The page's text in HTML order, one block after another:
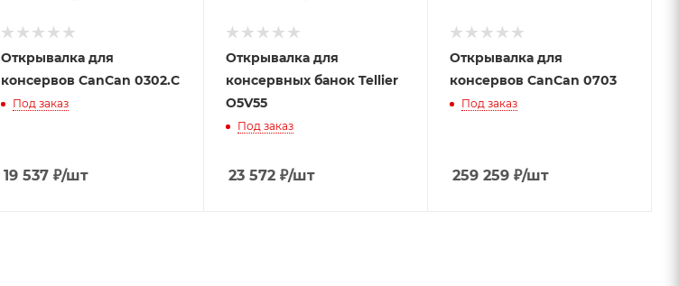
Открывалка для
консервов CanCan 0302.C
Под заказ
19 537 ₽/шт
Открывалка для
консервных банок Tellier
O5V55
Под заказ
23 572₽/шт
Открывалка для
консервов CanCan 0703
Под заказ
259 259₽/шт